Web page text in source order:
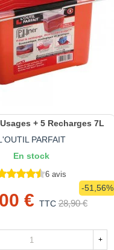
+ 5 Recharges 7L
PARFAIT
En stock
6 avis
€ TTC 28,90 €
-51,56%
+